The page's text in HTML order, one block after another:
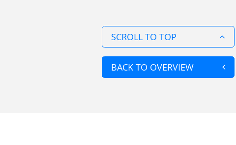
SCROLL TO TOP
BACK TO OVERVIEW